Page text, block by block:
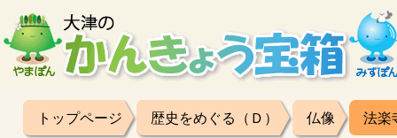
トップページ 歴史をめぐる（Ｄ） 仏像 法楽